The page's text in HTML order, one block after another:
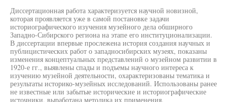
Диссертационная работа характеризуется научной новизной,
которая проявляется уже в самой постановке задачи
историографического изучения музейного дела обширного
Западно-Сибирского региона на этапе его институционализации.
В диссертации впервые прослежена история создания научных и
публицистических работ о западносибирских музеях, показаны
изменения концептуальных представлений о музейном развитии в
1920-е гг., выявлены спады и подъемы научного интереса к
изучению музейной деятельности, охарактеризованы тематика и
результаты историко-музейных исследований. Использованы ранее
не известные или забытые исторические и историографические
источники, выработана методика их применения.